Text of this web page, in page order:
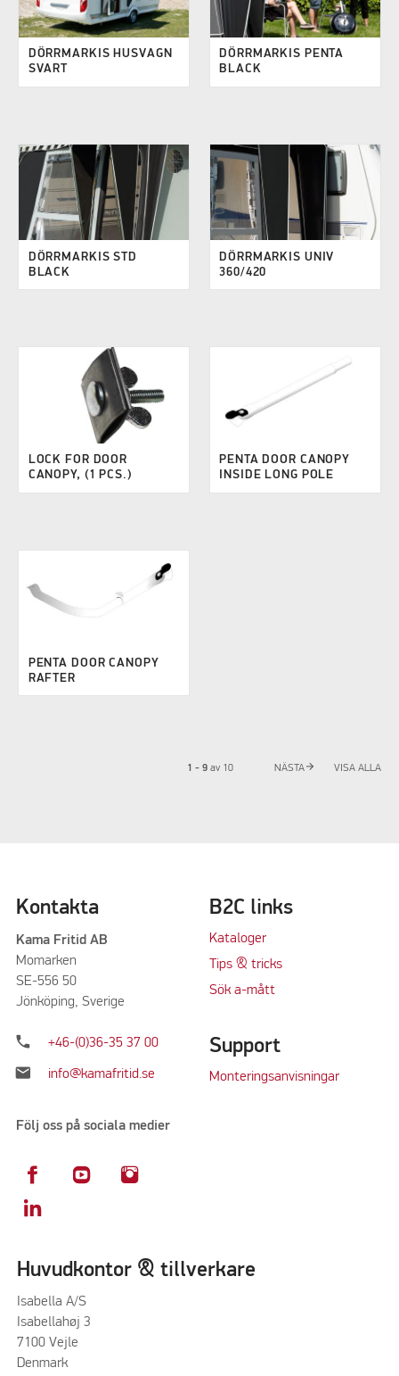
DÖRRMARKIS HUSVAGN
SVART
DÖRRMARKIS PENTA
BLACK
DÖRRMARKIS STD
BLACK
DÖRRMARKIS UNIV
360/420
LOCK FOR DOOR
CANOPY, (1 PCS.)
PENTA DOOR CANOPY
INSIDE LONG POLE
PENTA DOOR CANOPY
RAFTER
1 - 9 av 10 NÄSTAarrow_forward VISA ALLA
Kontakta
Kama Fritid AB
Momarken
SE-556 50
Jönköping, Sverige
phone +46-(0)36-35 37 00
mail info@kamafritid.se
Följ oss på sociala medier
B2C links
Kataloger
Tips & tricks
Sök a-mått
Support
Monteringsanvisningar
Huvudkontor & tillverkare
Isabella A/S
Isabellahøj 3
7100 Vejle
Denmark